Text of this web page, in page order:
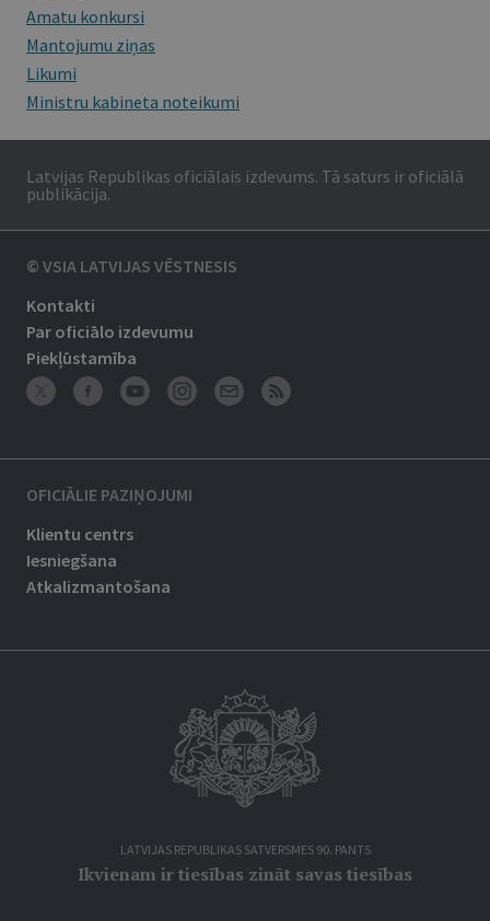
Amatu konkursi
Mantojumu ziņas
Likumi
Ministru kabineta noteikumi
Latvijas Republikas oficiālais izdevums. Tā saturs ir oficiālā
publikācija.
© VSIA LATVIJAS VĒSTNESIS
Kontakti
Par oficiālo izdevumu
Piekļūstamība
OFICIĀLIE PAZIŅOJUMI
Klientu centrs
Iesniegšana
Atkalizmantošana
LATVIJAS REPUBLIKAS SATVERSMES 90. PANTS
Ikvienam ir tiesības zināt savas tiesības